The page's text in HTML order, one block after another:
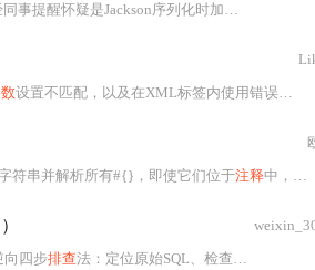
Jackson序列化时加入。最终确定pages
设置不匹配，以及在XML标签内使用错误的SQL
符串并解析所有#{}，即使它们位于注释中，从而导致
向四步排查法：定位原始SQL、检查参数